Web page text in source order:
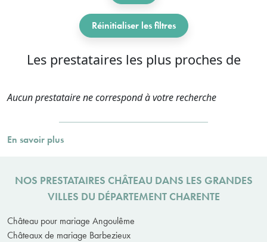
Réinitialiser les filtres
Les prestataires les plus proches de
Aucun prestataire ne correspond à votre recherche
En savoir plus
NOS PRESTATAIRES CHÂTEAU DANS LES GRANDES
VILLES DU DÉPARTEMENT CHARENTE
Château pour mariage Angoulême
Châteaux de mariage Barbezieux